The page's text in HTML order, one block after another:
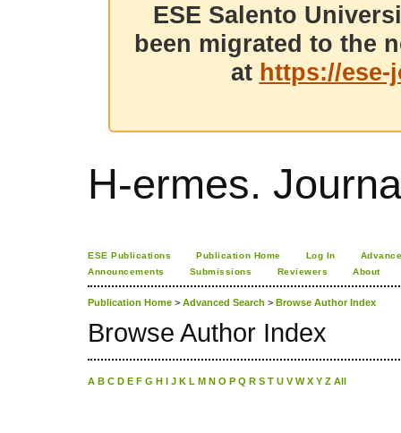
ESE Salento
been migrated to the
at https://
H-ermes.
ESE Publications Publication Home Log In
Announcements
Submissions Reviewers About
Publication Home > Advanced Search > Browse Author Index
Browse Author Index
A B C D E F G H I J K L M N O P Q R S T U V W X Y Z All